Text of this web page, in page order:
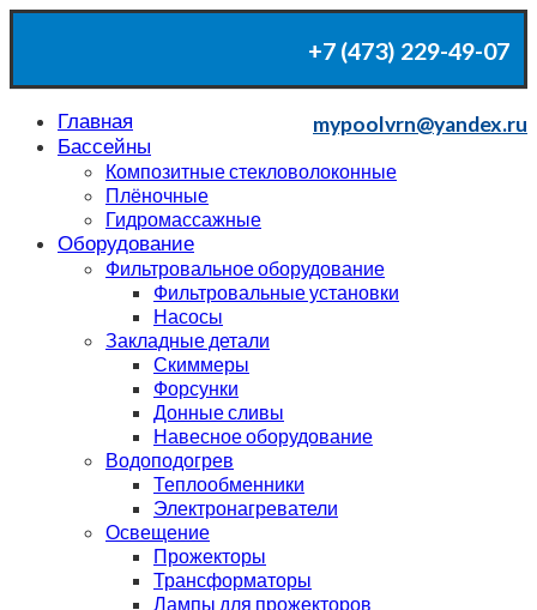
+7 (473) 229-49-07
mypoolvrn@yandex.ru
Главная
Бассейны
Композитные стекловолоконные
Плёночные
Гидромассажные
Оборудование
Фильтровальное оборудование
Фильтровальные установки
Насосы
Закладные детали
Скиммеры
Форсунки
Донные сливы
Навесное оборудование
Водоподогрев
Теплообменники
Электронагреватели
Освещение
Прожекторы
Трансформаторы
Лампы для прожекторов